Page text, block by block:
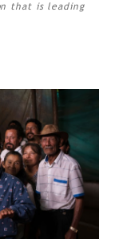
that is leading